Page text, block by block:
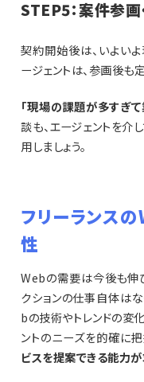
STEP5：案件参
契約開始後は、いよい
ージェントは、参画後も
「現場の課題が多すぎ
談も、エージェントを介
用しましょう。
フリーランス
性
Webの需要は今後も伸
クションの仕事自体はな
bの技術やトレンドの変
ントのニーズを的確に把
ビスを提案できる能力